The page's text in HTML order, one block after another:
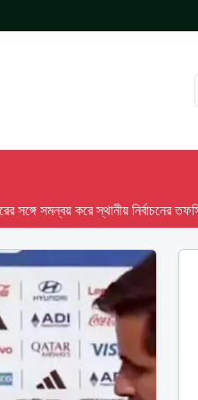
সমন্বয় করে স্থানীয় নির্বাচনের তফসিল